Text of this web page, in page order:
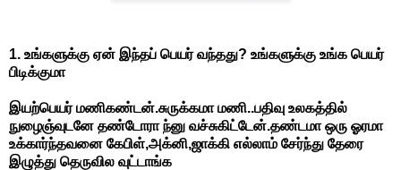
1. உங்களுக்கு ஏன் இந்தப் பெயர் வந்தது? உங்களுக்கு உங்க பெயர்
பிடிக்குமா
இயற்பெயர் மணிகண்டன்.சுருக்கமா மணி..பதிவு உலகத்தில்
நுழைஞ்வுடனே தண்டோரா ந்னு வச்சுகிட்டேன்.தண்டமா ஒரு ஓரமா
உக்கார்ந்தவனை கேபிள்,அக்னி,ஜாக்கி எல்லாம் சேர்ந்து தேரை
இழுத்து தெருவில வுட்டாங்க